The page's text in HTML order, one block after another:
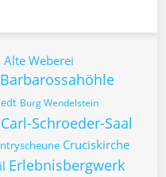
Alte Weberei
Barbarossahöhle
Burg Wendelstein
Carl-Schroeder-Saal
Cruciskirche
Erlebnisbergwerk